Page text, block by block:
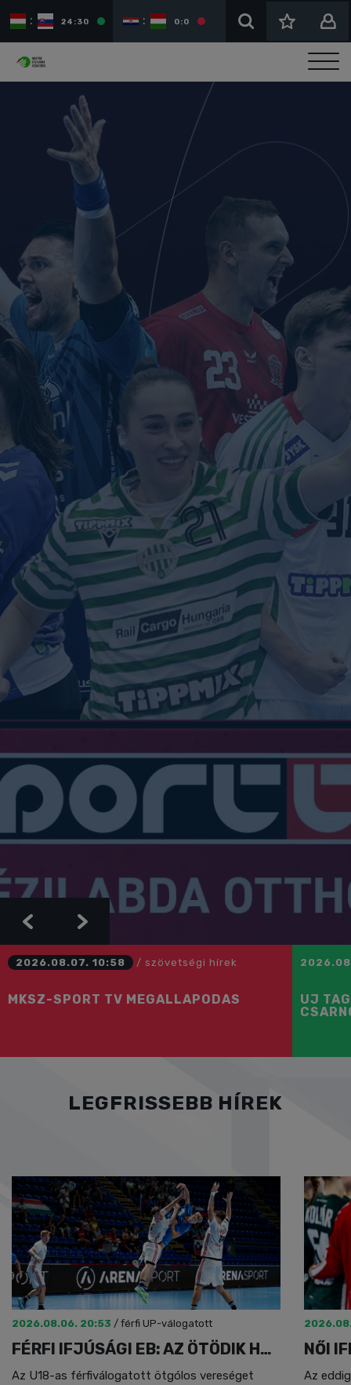
: 24:30 : 0:0 :
PreviousNext
2026.08.07. 10:58 / szövetségi hírek
MKSZ-SPORT TV MEGÁLLAPODÁS
ÚJ
LEGFRISSEBB HÍREK
2026.08.06. 20:53 / férfi UP-válogatott
FÉRFI IFJÚSÁGI EB: AZ ÖTÖDIK HELY A TÉT
Az U18-as férfiválogatott ötgólos vereséget
Az